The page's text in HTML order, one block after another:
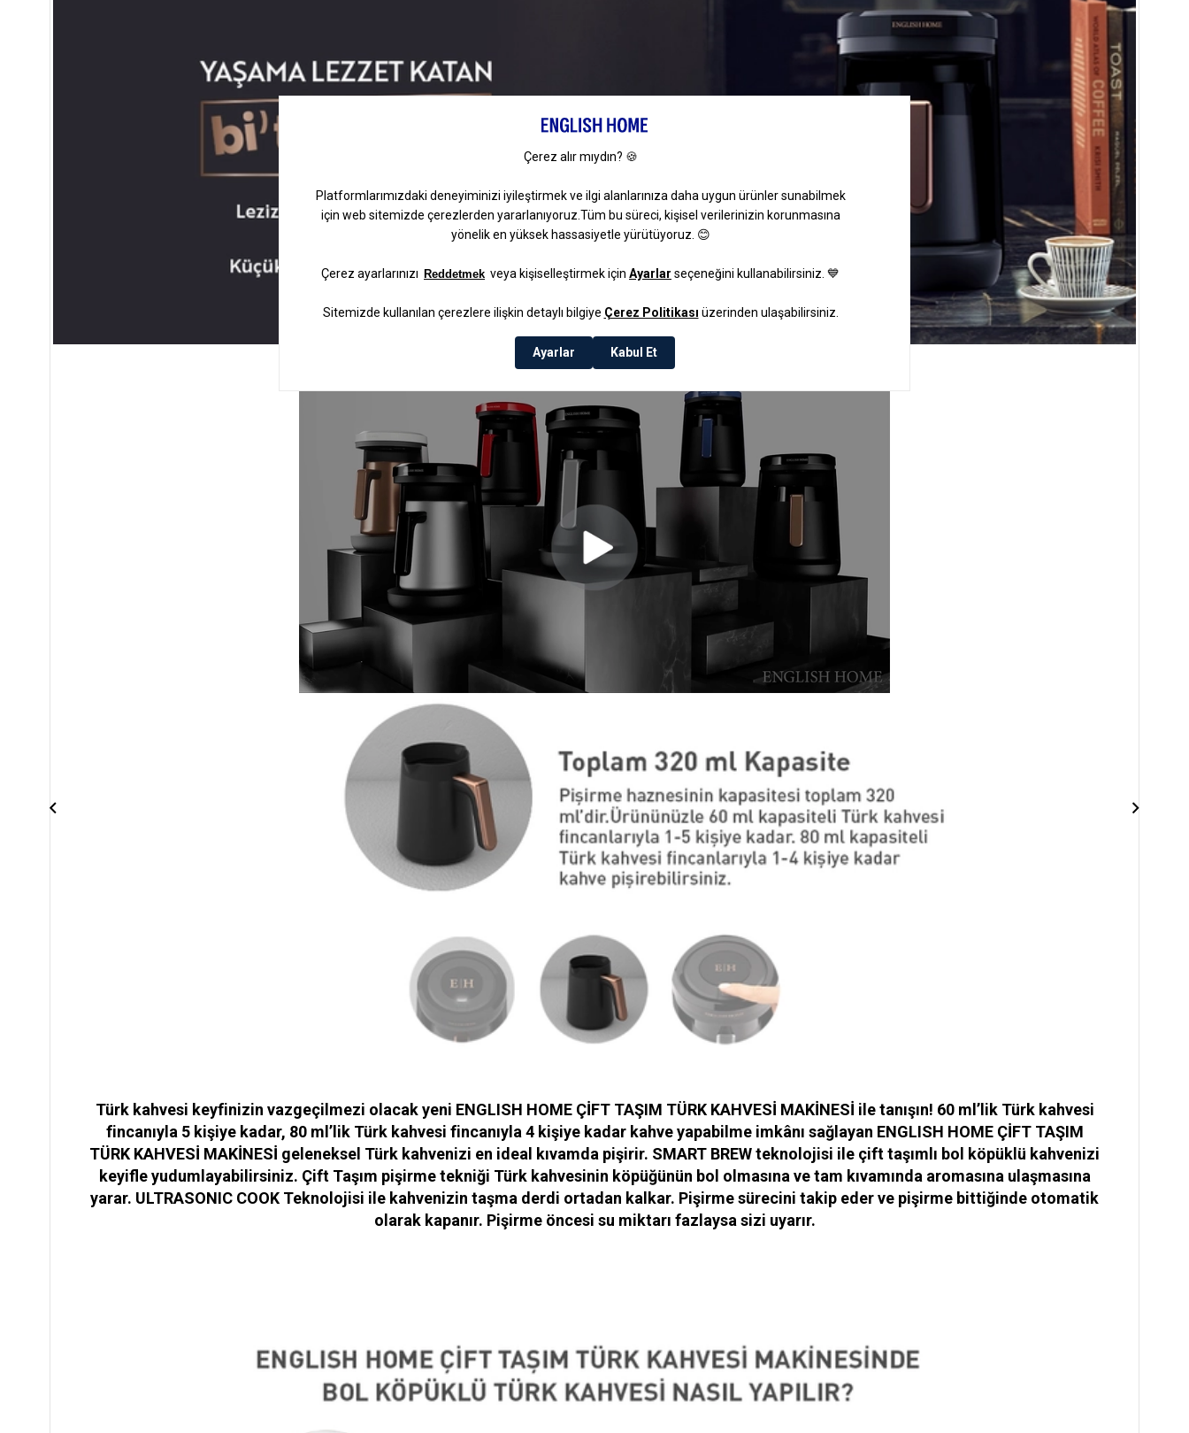
Türk kahvesi keyfinizin vazgeçilmezi olacak yeni ENGLISH HOME ÇİFT TAŞIM TÜRK KAHVESİ MAKİNESİ ile tanışın! 60 ml’lik Türk kahvesi
fincanıyla 5 kişiye kadar, 80 ml’lik Türk kahvesi fincanıyla 4 kişiye kadar kahve yapabilme imkânı sağlayan ENGLISH HOME ÇİFT TAŞIM
TÜRK KAHVESİ MAKİNESİ geleneksel Türk kahvenizi en ideal kıvamda pişirir. SMART BREW teknolojisi ile çift taşımlı bol köpüklü kahvenizi
keyifle yudumlayabilirsiniz. Çift Taşım pişirme tekniği Türk kahvesinin köpüğünün bol olmasına ve tam kıvamında aromasına ulaşmasına
yarar. ULTRASONIC COOK Teknolojisi ile kahvenizin taşma derdi ortadan kalkar. Pişirme sürecini takip eder ve pişirme bittiğinde otomatik
olarak kapanır. Pişirme öncesi su miktarı fazlaysa sizi uyarır.